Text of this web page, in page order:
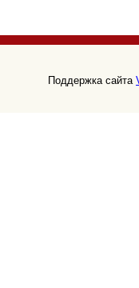
Поддержка сайта